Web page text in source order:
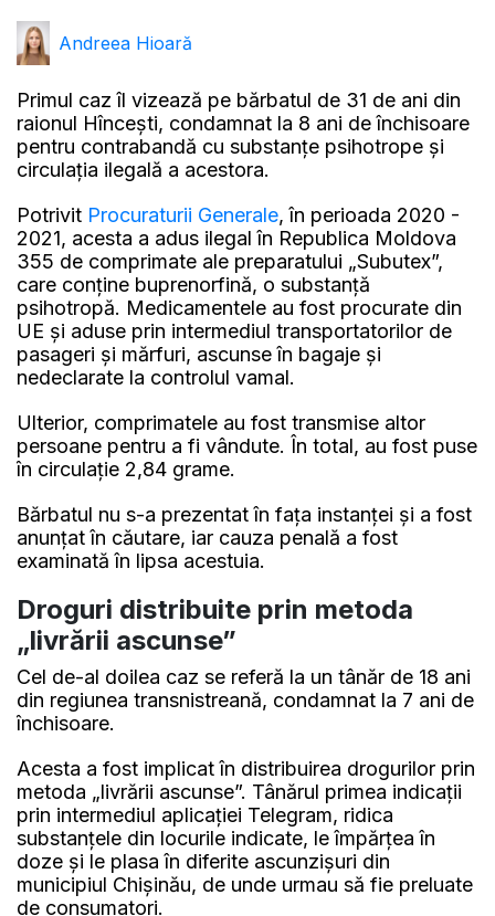
Andreea Hioară
Primul caz îl vizează pe bărbatul de 31 de ani din
raionul Hîncești, condamnat la 8 ani de închisoare
pentru contrabandă cu substanțe psihotrope și
circulația ilegală a acestora.
Potrivit Procuraturii Generale, în perioada 2020 -
2021, acesta a adus ilegal în Republica Moldova
355 de comprimate ale preparatului „Subutex”,
care conține buprenorfină, o substanță
psihotropă. Medicamentele au fost procurate din
UE și aduse prin intermediul transportatorilor de
pasageri și mărfuri, ascunse în bagaje și
nedeclarate la controlul vamal.
Ulterior, comprimatele au fost transmise altor
persoane pentru a fi vândute. În total, au fost puse
în circulație 2,84 grame.
Bărbatul nu s-a prezentat în fața instanței și a fost
anunțat în căutare, iar cauza penală a fost
examinată în lipsa acestuia.
Droguri distribuite prin metoda
„livrării ascunse”
Cel de-al doilea caz se referă la un tânăr de 18 ani
din regiunea transnistreană, condamnat la 7 ani de
închisoare.
Acesta a fost implicat în distribuirea drogurilor prin
metoda „livrării ascunse”. Tânărul primea indicații
prin intermediul aplicației Telegram, ridica
substanțele din locurile indicate, le împărțea în
doze și le plasa în diferite ascunzișuri din
municipiul Chișinău, de unde urmau să fie preluate
de consumatori.